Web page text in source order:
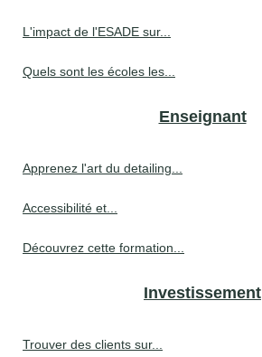
L'impact de l'ESADE sur...
Quels sont les écoles les...
Enseignant
Apprenez l'art du detailing...
Accessibilité et...
Découvrez cette formation...
Investissement
Trouver des clients sur...